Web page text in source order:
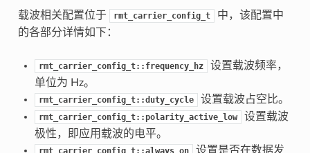
载波相关配置位于 rmt_carrier_config_t
中，该配置中
的各部分详情如下：
rmt_carrier_config_t::frequency_hz
设置载波频率，
单位为 Hz。
rmt_carrier_config_t::duty_cycle 设置载波占空比。
rmt_carrier_config_t::polarity_active_low
设置载波
极性，即应用载波的电平。
rmt_carrier_config_t::always_on 设置是否在数据发